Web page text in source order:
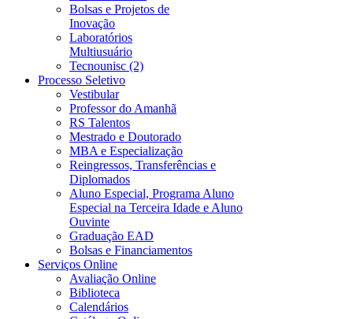
Bolsas e Projetos de
Inovação
Laboratórios
Multiusuário
Tecnounisc (2)
Processo Seletivo
Vestibular
Professor do Amanhã
RS Talentos
Mestrado e Doutorado
MBA e Especialização
Reingressos, Transferências e
Diplomados
Aluno Especial, Programa Aluno
Especial na Terceira Idade e Aluno
Ouvinte
Graduação EAD
Bolsas e Financiamentos
Serviços Online
Avaliação Online
Biblioteca
Calendários